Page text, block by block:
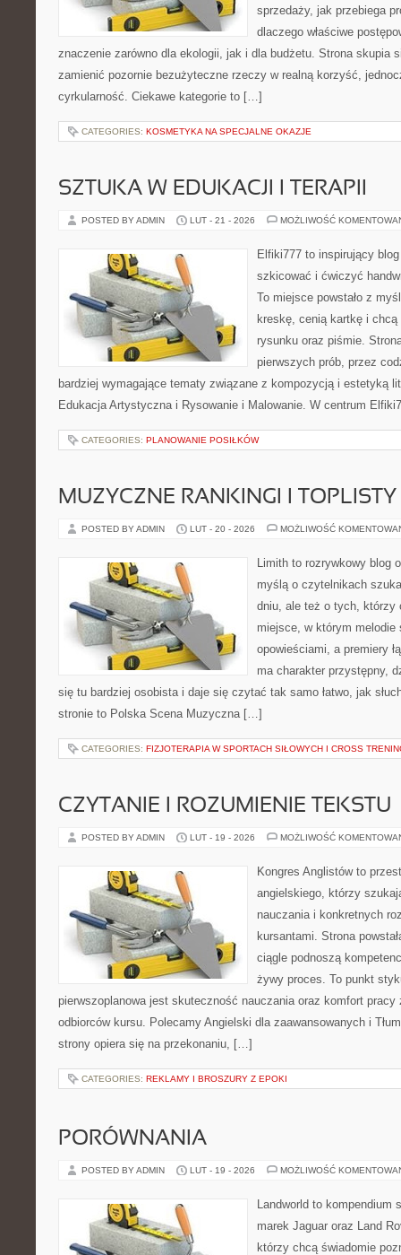
sprzedaży, jak przebiega
dlaczego właściwe
znaczenie zarówno dla ekologii, jak i dla budżetu. Strona skupia
zamienić pozornie bezużyteczne rzeczy w realną korzyść,
cyrkularność. Ciekawe kategorie to […]
CATEGORIES: KOSMETYKA NA SPECJALNE OKAZJE
SZTUKA W EDUKACJI I TERAPII
POSTED BY ADMIN LUT - 21 - 2026 MOŻLIWOŚĆ
Elfiki777 to inspirujący
szkicować i ćwiczyć
To miejsce powstało z
kreskę, cenią kartkę i chcą
rysunku oraz piśmie.
pierwszych prób, przez
bardziej wymagające tematy związane z kompozycją i estetyką
Edukacja Artystyczna i Rysowanie i Malowanie. W centrum
CATEGORIES: PLANOWANIE POSIŁKÓW
MUZYCZNE RANKINGI I TOPLISTY
POSTED BY ADMIN LUT - 20 - 2026 MOŻLIWOŚĆ
Limith to rozrywkowy blog
myślą o czytelnikach
dniu, ale też o tych, którzy
miejsce, w którym melodie
opowieściami, a premiery
ma charakter przystępny,
się tu bardziej osobista i daje się czytać tak samo łatwo, jak
stronie to Polska Scena Muzyczna […]
CATEGORIES: FIZJOTERAPIA W SPORTACH SIŁOWYCH I CROSS
CZYTANIE I ROZUMIENIE TEKSTU
POSTED BY ADMIN LUT - 19 - 2026 MOŻLIWOŚĆ
Kongres Anglistów to
angielskiego, którzy
nauczania i konkretnych
kursantami. Strona
ciągle podnoszą
żywy proces. To punkt
pierwszoplanowa jest skuteczność nauczania oraz komfort
odbiorców kursu. Polecamy Angielski dla zaawansowanych i
strony opiera się na przekonaniu, […]
CATEGORIES: REKLAMY I BROSZURY Z EPOKI
PORÓWNANIA
POSTED BY ADMIN LUT - 19 - 2026 MOŻLIWOŚĆ
Landworld to kompendium
marek Jaguar oraz Land
którzy chcą świadomie